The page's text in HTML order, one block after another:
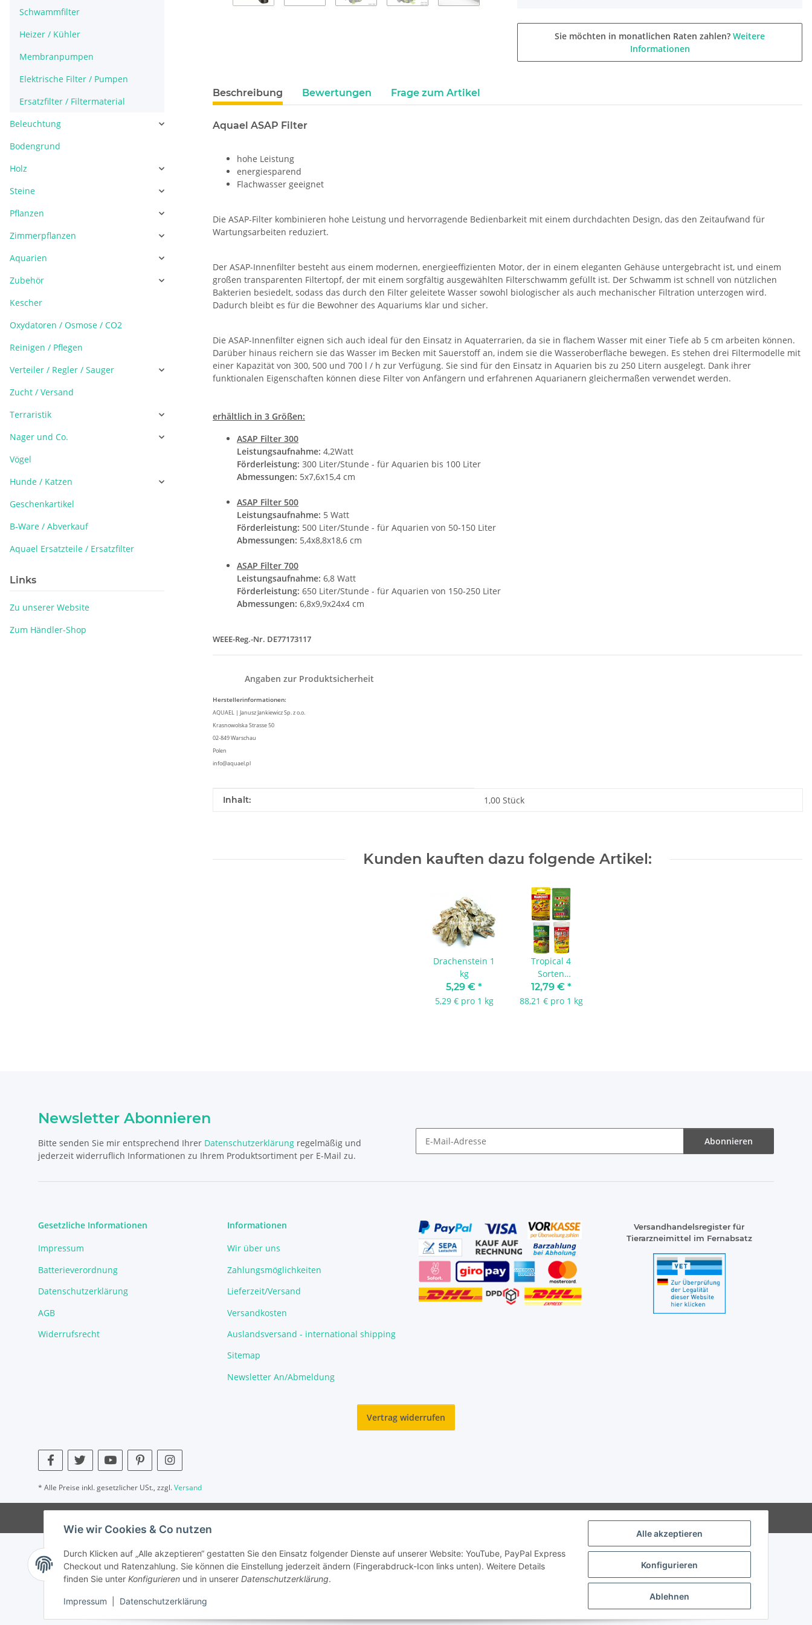
Alle akzeptieren
Konfigurieren
Ablehnen
Wie wir Cookies & Co nutzen
Durch Klicken auf „Alle akzeptieren“ gestatten Sie den Einsatz folgender Dienste auf unserer Website: YouTube, PayPal Express
Checkout und Ratenzahlung. Sie können die Einstellung jederzeit ändern (Fingerabdruck-Icon links unten). Weitere Details
finden Sie unter Konfigurieren und in unserer Datenschutzerklärung.
Impressum Datenschutzerklärung
Sie möchten in monatlichen Raten zahlen? Weitere
Informationen
Beschreibung Bewertungen Frage zum Artikel
Aquael ASAP Filter
hohe Leistung
energiesparend
Flachwasser geeignet
Die ASAP-Filter kombinieren hohe Leistung und hervorragende Bedienbarkeit mit einem durchdachten Design, das den Zeitaufwand für
Wartungsarbeiten reduziert.
Der ASAP-Innenfilter besteht aus einem modernen, energieeffizienten Motor, der in einem eleganten Gehäuse untergebracht ist, und einem
großen transparenten Filtertopf, der mit einem sorgfältig ausgewählten Filterschwamm gefüllt ist. Der Schwamm ist schnell von nützlichen
Bakterien besiedelt, sodass das durch den Filter geleitete Wasser sowohl biologischer als auch mechanischer Filtration unterzogen wird.
Dadurch bleibt es für die Bewohner des Aquariums klar und sicher.
Die ASAP-Innenfilter eignen sich auch ideal für den Einsatz in Aquaterrarien, da sie in flachem Wasser mit einer Tiefe ab 5 cm arbeiten können.
Darüber hinaus reichern sie das Wasser im Becken mit Sauerstoff an, indem sie die Wasseroberfläche bewegen. Es stehen drei Filtermodelle mit
einer Kapazität von 300, 500 und 700 l / h zur Verfügung. Sie sind für den Einsatz in Aquarien bis zu 250 Litern ausgelegt. Dank ihrer
funktionalen Eigenschaften können diese Filter von Anfängern und erfahrenen Aquarianern gleichermaßen verwendet werden.
erhältlich in 3 Größen:
ASAP Filter 300
Leistungsaufnahme: 4,2Watt
Förderleistung: 300 Liter/Stunde - für Aquarien bis 100 Liter
Abmessungen: 5x7,6x15,4 cm
ASAP Filter 500
Leistungsaufnahme: 5 Watt
Förderleistung: 500 Liter/Stunde - für Aquarien von 50-150 Liter
Abmessungen: 5,4x8,8x18,6 cm
ASAP Filter 700
Leistungsaufnahme: 6,8 Watt
Förderleistung: 650 Liter/Stunde - für Aquarien von 150-250 Liter
Abmessungen: 6,8x9,9x24x4 cm
WEEE-Reg.-Nr. DE77173117
Angaben zur Produktsicherheit
Herstellerinformationen:
AQUAEL | Janusz Jankiewicz Sp. z o.o.
Krasnowolska Strasse 50
02-849 Warschau
Polen
info@aquael.pl
Produkteigenschaft
Wert
Inhalt: 1,00 Stück
Kunden kauften dazu folgende Artikel:
Drachenstein 1
kg
5,29 € *
5,29 € pro 1 kg
Tropical 4
Sorten
Garnelenfutter
Mix
12,79 € *
88,21 € pro 1 kg
Schwammfilter
Heizer / Kühler
Membranpumpen
Elektrische Filter / Pumpen
Ersatzfilter / Filtermaterial
Beleuchtung
Bodengrund
Holz
Steine
Pflanzen
Zimmerpflanzen
Aquarien
Zubehör
Kescher
Oxydatoren / Osmose / CO2
Reinigen / Pflegen
Verteiler / Regler / Sauger
Zucht / Versand
Terraristik
Nager und Co.
Vögel
Hunde / Katzen
Geschenkartikel
B-Ware / Abverkauf
Aquael Ersatzteile / Ersatzfilter
Links
Zu unserer Website
Zum Händler-Shop
Newsletter Abonnieren
Bitte senden Sie mir entsprechend Ihrer Datenschutzerklärung regelmäßig und
jederzeit widerruflich Informationen zu Ihrem Produktsortiment per E-Mail zu.
Abonnieren
Gesetzliche Informationen
Impressum
Batterieverordnung
Datenschutzerklärung
AGB
Widerrufsrecht
Informationen
Wir über uns
Zahlungsmöglichkeiten
Lieferzeit/Versand
Versandkosten
Auslandsversand - international shipping
Sitemap
Newsletter An/Abmeldung
Versandhandelsregister für
Tierarzneimittel im Fernabsatz
Vertrag widerrufen
* Alle Preise inkl. gesetzlicher USt., zzgl.Versand